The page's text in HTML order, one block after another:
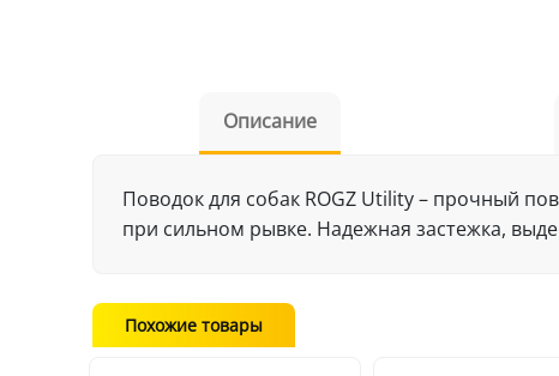
Описание
Поводок для собак ROGZ Utility – прочный
при сильном рывке. Надежная застежка,
Похожие товары